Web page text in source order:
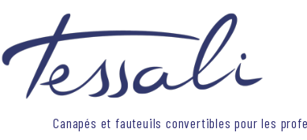
content
Canapés et fauteuils convertibles pour les